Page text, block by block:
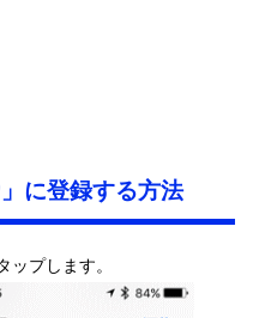
に登録する方法
ップします。